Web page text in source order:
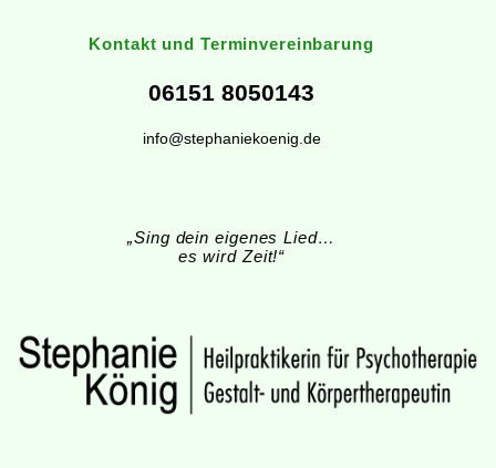
Kontakt und Terminvereinbarung
06151 8050143
info@stephaniekoenig.de
„Sing dein eigenes Lied…
es wird Zeit!“